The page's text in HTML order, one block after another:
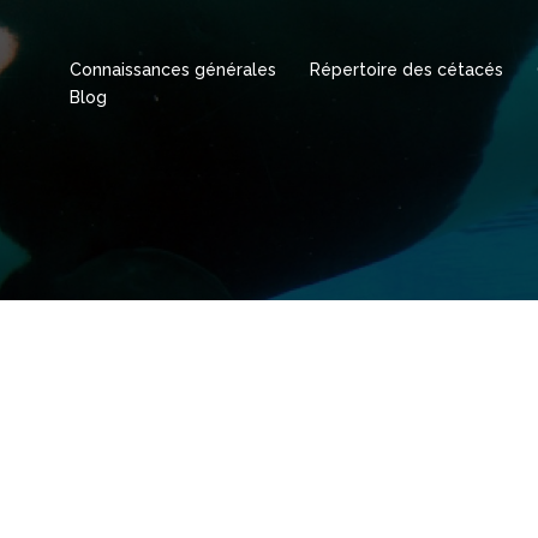
Connaissances générales Répertoire des cétacés
Blog